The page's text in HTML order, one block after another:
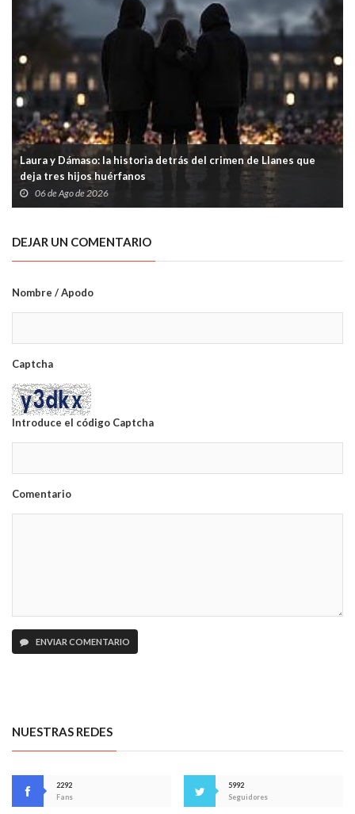
Laura y Dámaso: la historia detrás del crimen de Llanes que
deja tres hijos huérfanos
06 de Ago de 2026
DEJAR UN COMENTARIO
Nombre / Apodo
Captcha
Introduce el código Captcha
Comentario
ENVIAR COMENTARIO
NUESTRAS REDES
2292
Fans
5992
Seguidores